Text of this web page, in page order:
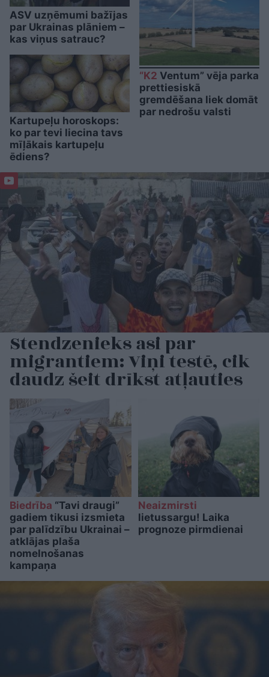
ASV uzņēmumi bažījas
par Ukrainas plāniem –
kas viņus satrauc?
Kartupeļu horoskops:
ko par tevi liecina tavs
mīļākais kartupeļu
ēdiens?
“K2 Ventum” vēja parka
prettiesiskā
gremdēšana liek domāt
par nedrošu valsti
Stendzenieks asi par
migrantiem: Viņi testē, cik
daudz šeit drīkst atļauties
Biedrība “Tavi draugi”
gadiem tikusi izsmieta
par palīdzību Ukrainai –
atklājas plaša
nomelnošanas
kampaņa
Neaizmirsti
lietussargu! Laika
prognoze pirmdienai